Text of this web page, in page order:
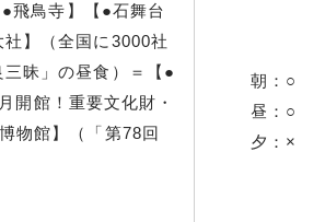
飛鳥寺】【●石舞台
】（全国に3000社
昧」の昼食）＝【●
開館！重要文化財・
物館】（「第78回
朝：○
昼：○
夕：×